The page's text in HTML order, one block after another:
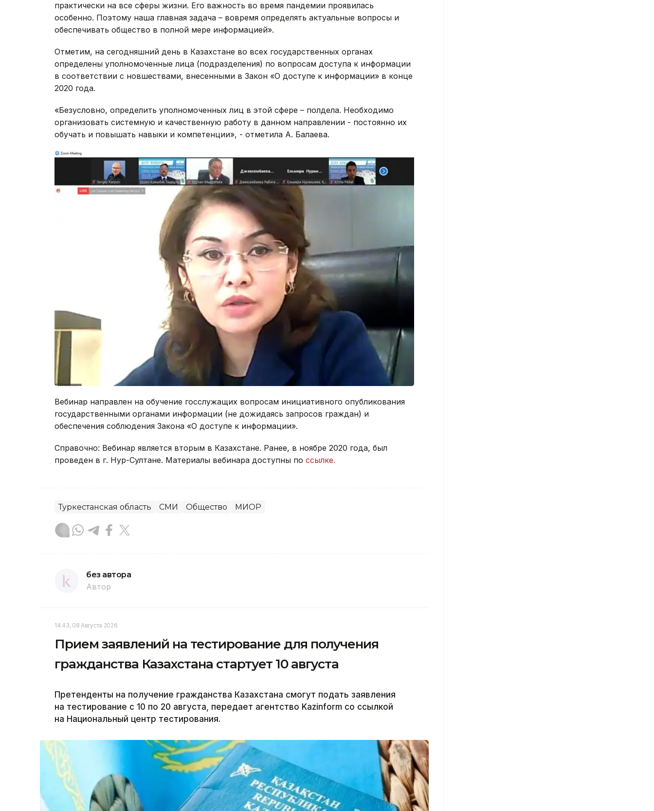
практически на все сферы жизни. Его важность во время пандемии проявилась
особенно. Поэтому наша главная задача – вовремя определять актуальные вопросы и
обеспечивать общество в полной мере информацией».
Отметим, на сегодняшний день в Казахстане во всех государственных органах
определены уполномоченные лица (подразделения) по вопросам доступа к информации
в соответствии с новшествами, внесенными в Закон «О доступе к информации» в конце
2020 года.
«Безусловно, определить уполномоченных лиц в этой сфере – полдела. Необходимо
организовать системную и качественную работу в данном направлении - постоянно их
обучать и повышать навыки и компетенции», - отметила А. Балаева.
Вебинар направлен на обучение госслужащих вопросам инициативного опубликования
государственными органами информации (не дожидаясь запросов граждан) и
обеспечения соблюдения Закона «О доступе к информации».
Справочно: Вебинар является вторым в Казахстане. Ранее, в ноябре 2020 года, был
проведен в г. Нур-Султане. Материалы вебинара доступны по ссылке.
Туркестанская область СМИ Общество МИОР
без автора
Автор
14:43, 08 Августа 2026
Прием заявлений на тестирование для получения
гражданства Казахстана стартует 10 августа
Претенденты на получение гражданства Казахстана смогут подать заявления
на тестирование с 10 по 20 августа, передает агентство Kazinform со ссылкой
на Национальный центр тестирования.